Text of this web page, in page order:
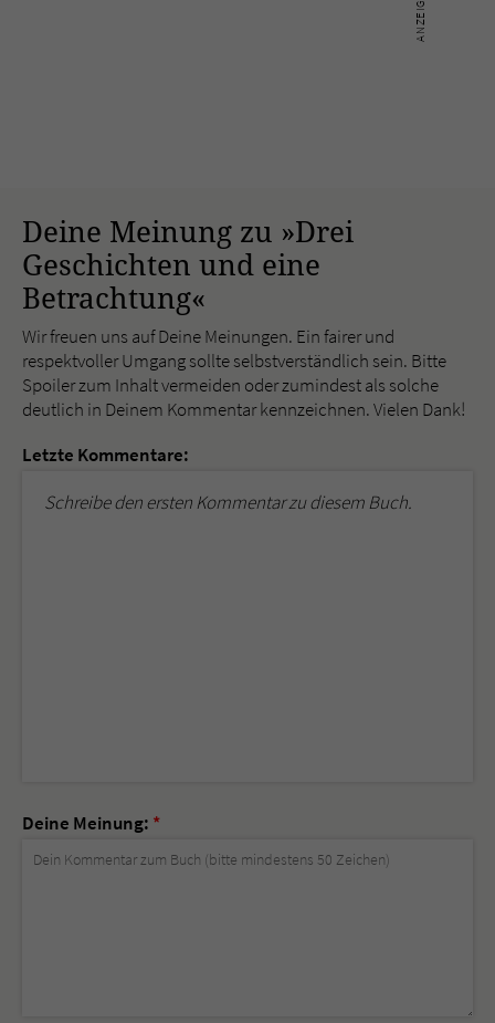
Deine Meinung zu »Drei
Geschichten und eine
Betrachtung«
Wir freuen uns auf Deine Meinungen. Ein fairer und
respektvoller Umgang sollte selbstverständlich sein. Bitte
Spoiler zum Inhalt vermeiden oder zumindest als solche
deutlich in Deinem Kommentar kennzeichnen. Vielen Dank!
Letzte Kommentare:
Schreibe den ersten Kommentar zu diesem Buch.
Deine Meinung: *